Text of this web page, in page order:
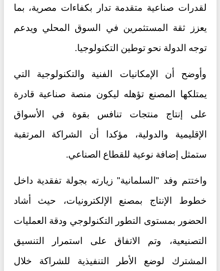
لقدرات صناعية متقدمة تدار بكفاءات مصرية، بما
يعزز ثقة المستثمرين في السوق المحلي ويدعم
توجه الدولة نحو توطين التكنولوجيا.
وأوضح أن الإمكانيات الفنية والتكنولوجية التي
يمتلكها المصنع تؤهله ليكون منصة صناعية قادرة
على إنتاج منتجات تنافس بقوة في الأسواق
الإقليمية والدولية، مؤكدا أن الشراكة المرتقبة
ستمثل إضافة نوعية للقطاع الصناعي.
واختتم وفد "السلمانية" زيارته بجولة تفقدية داخل
خطوط الإنتاج بمصنع الإلكترونيات، حيث أشاد
الحضور بمستوى التطور التكنولوجي ودقة العمليات
التصنيعية، وتم الاتفاق على استمرار التنسيق
المشترك لوضع الأطر التنفيذية للشراكة خلال